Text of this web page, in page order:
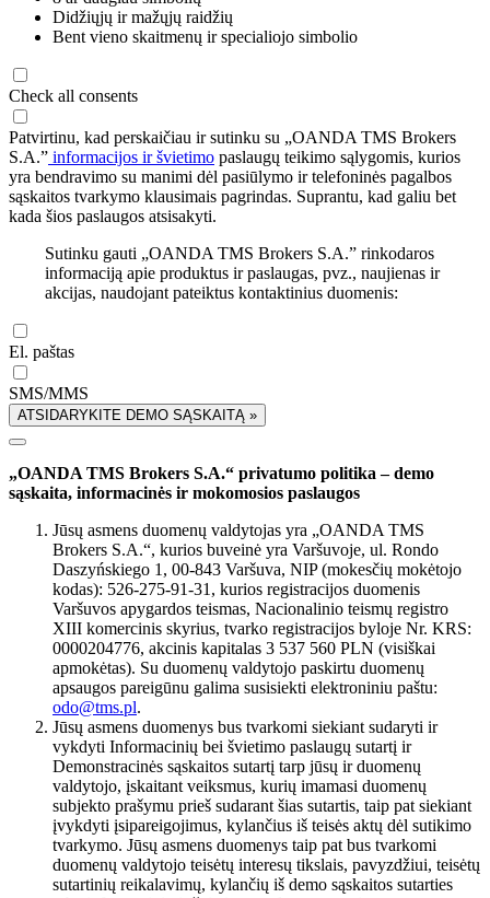
Didžiųjų ir mažųjų raidžių
Bent vieno skaitmenų ir specialiojo simbolio
Check all consents
Patvirtinu, kad perskaičiau ir sutinku su „OANDA TMS Brokers
S.A.” informacijos ir švietimo paslaugų teikimo sąlygomis, kurios
yra bendravimo su manimi dėl pasiūlymo ir telefoninės pagalbos
sąskaitos tvarkymo klausimais pagrindas. Suprantu, kad galiu bet
kada šios paslaugos atsisakyti.
Sutinku gauti „OANDA TMS Brokers S.A.” rinkodaros
informaciją apie produktus ir paslaugas, pvz., naujienas ir
akcijas, naudojant pateiktus kontaktinius duomenis:
El. paštas
SMS/MMS
ATSIDARYKITE DEMO SĄSKAITĄ »
„OANDA TMS Brokers S.A.“ privatumo politika – demo
sąskaita, informacinės ir mokomosios paslaugos
Jūsų asmens duomenų valdytojas yra „OANDA TMS
Brokers S.A.“, kurios buveinė yra Varšuvoje, ul. Rondo
Daszyńskiego 1, 00-843 Varšuva, NIP (mokesčių mokėtojo
kodas): 526-275-91-31, kurios registracijos duomenis
Varšuvos apygardos teismas, Nacionalinio teismų registro
XIII komercinis skyrius, tvarko registracijos byloje Nr. KRS:
0000204776, akcinis kapitalas 3 537 560 PLN (visiškai
apmokėtas). Su duomenų valdytojo paskirtu duomenų
apsaugos pareigūnu galima susisiekti elektroniniu paštu:
odo@tms.pl.
Jūsų asmens duomenys bus tvarkomi siekiant sudaryti ir
vykdyti Informacinių bei švietimo paslaugų sutartį ir
Demonstracinės sąskaitos sutartį tarp jūsų ir duomenų
valdytojo, įskaitant veiksmus, kurių imamasi duomenų
subjekto prašymu prieš sudarant šias sutartis, taip pat siekiant
įvykdyti įsipareigojimus, kylančius iš teisės aktų dėl sutikimo
tvarkymo. Jūsų asmens duomenys taip pat bus tvarkomi
duomenų valdytojo teisėtų interesų tikslais, pavyzdžiui, teisėtų
sutartinių reikalavimų, kylančių iš demo sąskaitos sutarties